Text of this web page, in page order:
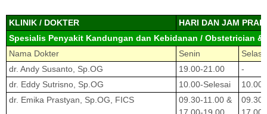
KLINIK / DOKTER
HARI DAN JAM
Spesialis Penyakit Kandungan dan Kebidanan / Obstetrician
Nama Dokter
Senin
Selasa
dr. Andy Susanto, Sp.OG
19.00-21.00
-
dr. Eddy Sutrisno, Sp.OG
10.00-Selesai
dr. Emika Prastyan, Sp.OG, FICS
09.30-11.00 &
17.00-19.00